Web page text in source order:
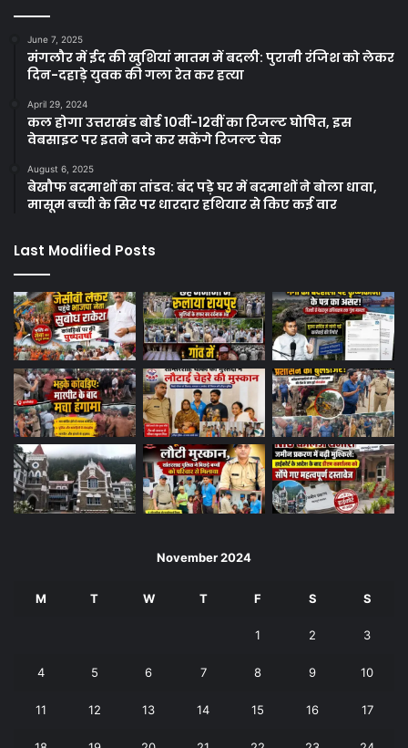
June 7, 2025
मंगलौर में ईद की खुशियां मातम में बदली: पुरानी रंजिश को लेकर
दिन-दहाड़े युवक की गला रेत कर हत्या
April 29, 2024
कल होगा उत्तराखंड बोर्ड 10वीं-12वीं का रिजल्ट घोषित, इस
वेबसाइट पर इतने बजे कर सकेंगे रिजल्ट चेक
August 6, 2025
बेखौफ बदमाशों का तांडव: बंद पड़े घर में बदमाशों ने बोला धावा,
मासूम बच्ची के सिर पर धारदार हथियार से किए कई वार
Last Modified Posts
November 2024
M T W T F S S
1 2 3
4 5 6 7 8 9 10
11 12 13 14 15 16 17